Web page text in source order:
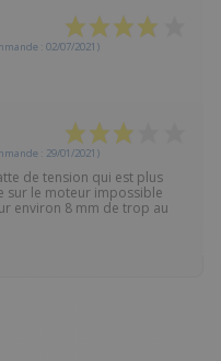
: 02/07/2021)
: 29/01/2021)
de tension qui est plus
sur le moteur impossible
environ 8 mm de trop au